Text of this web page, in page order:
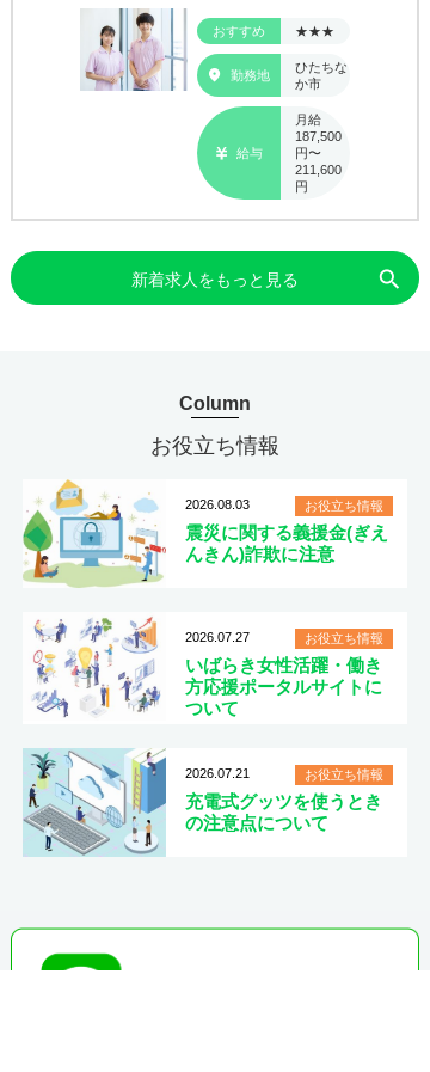
おすすめ ★★★
勤務地
ひたちな
か市
給与
月給
187,500
円〜
211,600
円
新着求人をもっと見る search
Column
お役立ち情報
2026.08.03 お役立ち情報
震災に関する義援金(ぎえ
んきん)詐欺に注意
2026.07.27 お役立ち情報
いばらき女性活躍・働き
方応援ポータルサイトに
ついて
2026.07.21 お役立ち情報
充電式グッツを使うとき
の注意点について